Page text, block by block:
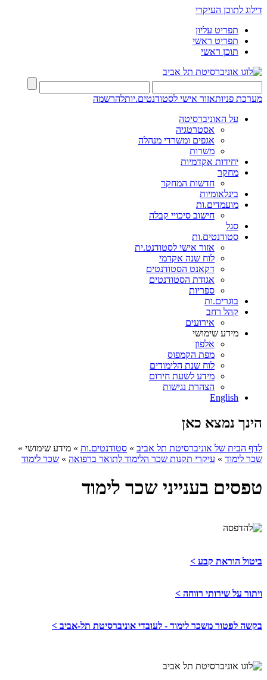
דילוג לתוכן העיקרי
תפריט עליון
תפריט ראשי
תוכן ראשי
מערכת פניותאזור אישי לסטודנטים.יותלהרשמה
על האוניברסיטה
אסטרטגיה
אגפים ומשרדי מנהלה
משרות
יחידות אקדמיות
מחקר
חדשות המחקר
בינלאומיות
מועמדים.ות
חישוב סיכויי קבלה
סגל
סטודנטים.ות
אזור אישי לסטודנט.ית
לוח שנה אקדמי
דקאנט הסטודנטים
אגודת הסטודנטים
ספריות
בוגרים.ות
קהל רחב
אירועים
מידע שימושי
אלפון
מפת הקמפוס
לוח שנת הלימודים
מידע לשעת חירום
הצהרת נגישות
English
הינך נמצא כאן
לדף הבית של אוניברסיטת תל אביב » סטודנטים.ות » מידע שימושי »
שכר לימוד » עיקרי תקנות שכר הלימוד לתואר ברפואה » שכר לימוד
טפסים בענייני שכר לימוד
ביטול הוראת קבע >
ויתור על שירותי רווחה >
בקשה לפטור משכר לימוד - לעובדי אוניברסיטת תל-אביב >